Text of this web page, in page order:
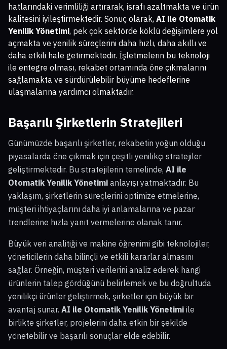
hatlarındaki verimliliği artırarak, israfı azaltmakta ve ürün
kalitesini iyileştirmektedir. Sonuç olarak, AI ile Otomatik
Yenilik Yönetimi, pek çok sektörde köklü değişimlere yol
açmakta ve yenilik süreçlerini daha hızlı, daha akıllı ve
daha etkili hale getirmektedir. İşletmelerin bu teknoloji
ile entegre olması, rekabet ortamında öne çıkmalarını
sağlamakta ve sürdürülebilir büyüme hedeflerine
ulaşmalarına yardımcı olmaktadır.
Başarılı Şirketlerin Stratejileri
Günümüzde başarılı şirketler, rekabetin yoğun olduğu
piyasalarda öne çıkmak için çeşitli yenilikçi stratejiler
geliştirmektedir. Bu stratejilerin temelinde, AI ile
Otomatik Yenilik Yönetimi anlayışı yatmaktadır. Bu
yaklaşım, şirketlerin süreçlerini optimize etmelerine,
müşteri ihtiyaçlarını daha iyi anlamalarına ve pazar
trendlerine hızla yanıt vermelerine olanak tanır.
Büyük veri analitiği ve makine öğrenimi gibi teknolojiler,
yöneticilerin daha bilinçli ve etkili kararlar almasını
sağlar. Örneğin, müşteri verilerini analiz ederek hangi
ürünlerin talep gördüğünü belirlemek ve bu doğrultuda
yenilikçi ürünler geliştirmek, şirketler için büyük bir
avantaj sunar. AI ile Otomatik Yenilik Yönetimi ile
birlikte şirketler, projelerini daha etkin bir şekilde
yönetebilir ve başarılı sonuçlar elde edebilir.